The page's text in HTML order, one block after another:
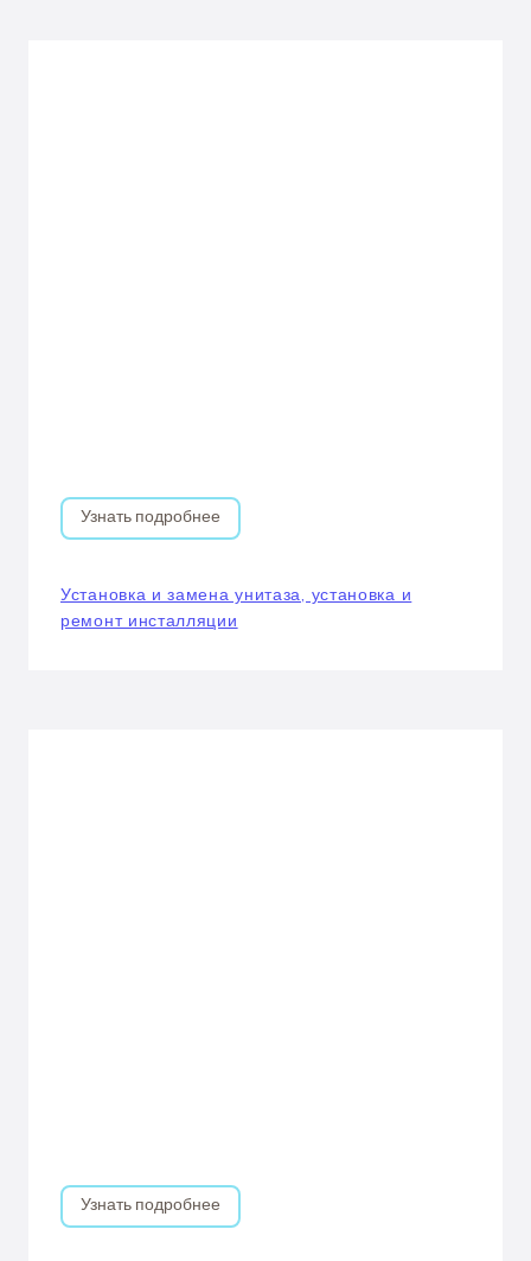
Узнать подробнее
Установка и замена унитаза, установка и
ремонт инсталляции
Узнать подробнее